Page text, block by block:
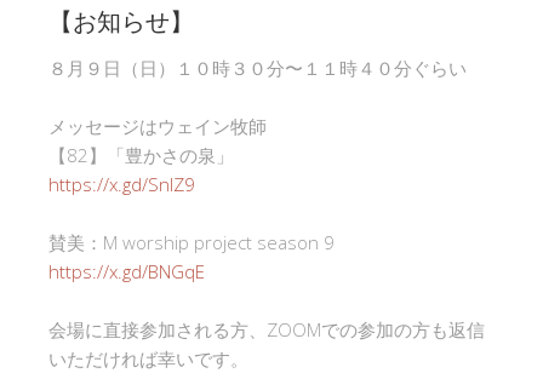
【お知らせ】
８月９日（日）１０時３０分〜１１時４０分ぐらい
メッセージはウェイン牧師
【82】「豊かさの泉」
https://x.gd/SnlZ9
賛美：M worship project season 9
https://x.gd/BNGqE
会場に直接参加される方、ZOOMでの参加の方も返信
いただければ幸いです。